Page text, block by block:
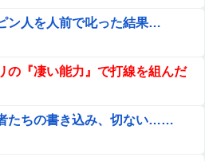
ン人を人前で叱った結果…
の『凄い能力』で打線を組んだ
たちの書き込み、切ない……